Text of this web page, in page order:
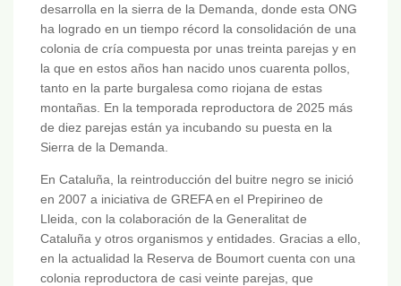
desarrolla en la sierra de la Demanda, donde esta ONG
ha logrado en un tiempo récord la consolidación de una
colonia de cría compuesta por unas treinta parejas y en
la que en estos años han nacido unos cuarenta pollos,
tanto en la parte burgalesa como riojana de estas
montañas. En la temporada reproductora de 2025 más
de diez parejas están ya incubando su puesta en la
Sierra de la Demanda.
En Cataluña, la reintroducción del buitre negro se inició
en 2007 a iniciativa de GREFA en el Prepirineo de
Lleida, con la colaboración de la Generalitat de
Cataluña y otros organismos y entidades. Gracias a ello,
en la actualidad la Reserva de Boumort cuenta con una
colonia reproductora de casi veinte parejas, que